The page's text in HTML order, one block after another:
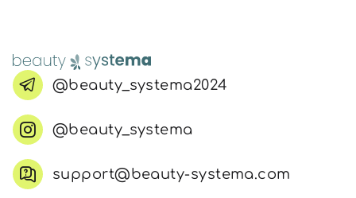
@beauty_systema2024
@beauty_systema
support@beauty-systema.com